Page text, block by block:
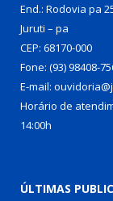
End.: Rodovia pa
Juruti – pa
CEP: 68170-000
Fone: (93) 98408-
E-mail:
Horário de
14:00h
ÚLTIMAS